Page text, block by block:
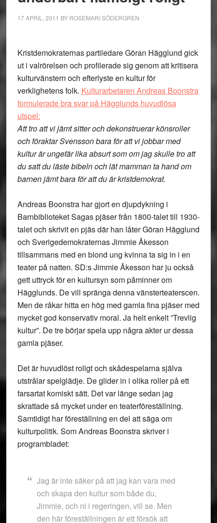
17 APRIL, 2011 BY ROSEMARI SÖDERGREN
Kristdemokraternas partiledare Göran Hägglund gick
ut i valrörelsen och profilerade sig genom att kritisera
kulturvänstern och efterlyste en kultur för
verklighetens folk. Kulturarbetaren Andreas Boonstra
formulerade bra svar på Hägglunds huvudlösa
utspel:
Att tro att vi jämt sitter och dekonstruerar könsroller
och föraktar Svensson bara för att vi jobbar med
kultur är ungefär lika absurt som om jag skulle tro att
du satt du läste bibeln och lät mamman ta hand om
barnen jämt bara för att du är kristdemokrat.
Andreas Boonstra har gjort en djupdykning i
Barnbiblioteket Sagas pjäser från 1800-talet till 1930-
talet och skrivit en pjäs där han låter Göran Hägglund
och Sverigedemokraternas Jimmie Åkesson
tillsammans med en blond ung kvinna ta sig in i en
teater på natten. SD:s Jimmie Åkesson har ju också
gett uttryck för en kultursyn som påminner om
Hägglunds. De vill spränga denna vänsterteaterscen.
Men de råkar hitta en hög med gamla fina pjäser med
mycket god konservativ moral. Ja helt enkelt ”Trevlig
kultur”. De tre börjar spela upp några akter ur dessa
gamla pjäser.
Det är huvudlöst roligt och skådespelarna själva
utstrålar spelglädje. De glider in i olika roller på ett
farsartat komiskt sätt. Det var länge sedan jag
skrattade så mycket under en teaterföreställning.
Samtidigt har föreställning en del att säga om
kulturpolitik. Som Andreas Boonstra skriver i
programbladet:
Jag är inte säker på att jag kan vara med
och skapa den kultur som både du,
Jimmie, och ni i regeringen, vill se. Men
den här föreställningen är ett försök att